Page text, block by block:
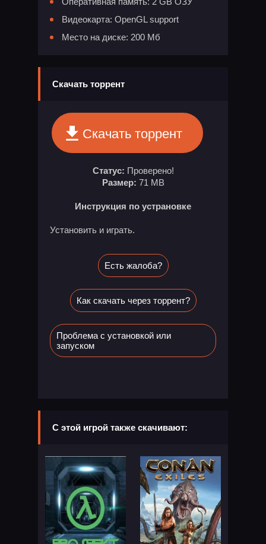
Видеокарта: OpenGL support
Место на диске: 200 Мб
Скачать торрент
Скачать торрент
Статус: Проверено!
Размер: 71 MB
Инструкция по устрановке
Установить и играть.
Есть жалоба?
Как скачать через торрент?
Проблема с установкой или
запуском
С этой игрой также скачивают: